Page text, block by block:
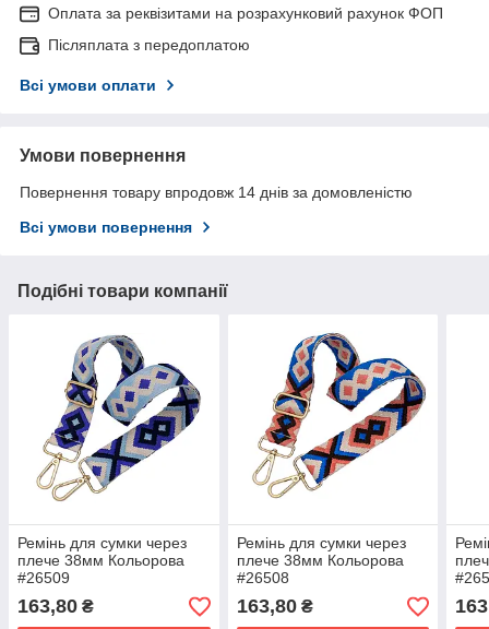
Оплата за реквізитами на розрахунковий рахунок ФОП
Післяплата з передоплатою
Всі умови оплати
Умови повернення
Повернення товару впродовж 14 днів за домовленістю
Всі умови повернення
Подібні товари компанії
Ремінь для сумки через
плече 38мм Кольорова
#26509
163,80 ₴
Ремінь для сумки через
плече 38мм Кольорова
#26508
163,80₴